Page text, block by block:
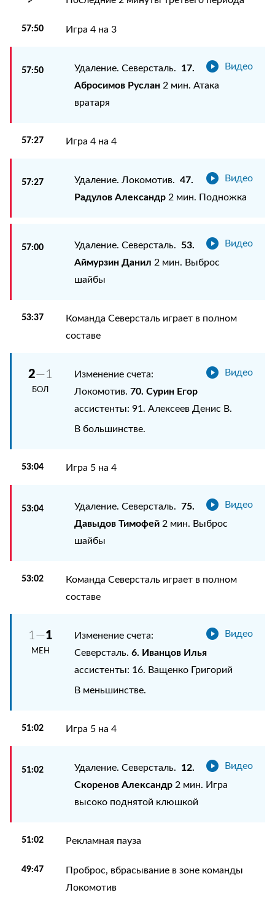
57:50 Игра 4 на 3
57:50 Видео
Удаление. Северсталь. 17.
Абросимов Руслан2 мин. Атака
вратаря
57:27 Игра 4 на 4
57:27 Видео
Удаление. Локомотив. 47.
Радулов Александр2 мин. Подножка
57:00 Видео
Удаление. Северсталь. 53.
Аймурзин Данил 2 мин. Выброс
шайбы
53:37
Команда Северсталь играет в полном
составе
2—1
БОЛ
Видео
Изменение счета:
Локомотив. 70. Сурин Егор
ассистенты: 91. Алексеев Денис В.
В большинстве.
53:04 Игра 5 на 4
53:04 Видео
Удаление. Северсталь. 75.
Давыдов Тимофей2 мин. Выброс
шайбы
53:02
Команда Северсталь играет в полном
составе
1—1
МЕН
Видео
Изменение счета:
Северсталь. 6. Иванцов Илья
ассистенты: 16. Ващенко Григорий
В меньшинстве.
51:02 Игра 5 на 4
51:02 Видео
Удаление. Северсталь. 12.
Скоренов Александр2 мин. Игра
высоко поднятой клюшкой
51:02 Рекламная пауза
49:47
Проброс, вбрасывание в зоне команды
Локомотив